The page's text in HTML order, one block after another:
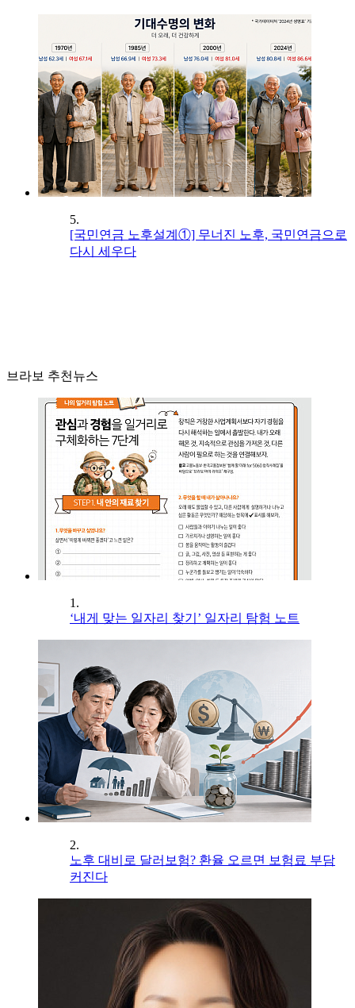
5.
[국민연금 노후설계①] 무너진 노후, 국민연금으로
다시 세우다
브라보 추천뉴스
1.
‘내게 맞는 일자리 찾기’ 일자리 탐험 노트
2.
노후 대비로 달러보험? 환율 오르면 보험료 부담
커진다